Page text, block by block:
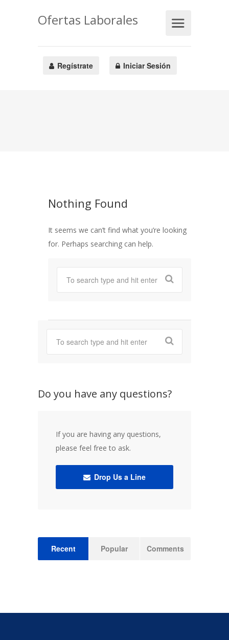
Ofertas Laborales
Regístrate Iniciar Sesión
Nothing Found
It seems we can’t find what you’re looking
for. Perhaps searching can help.
Do you have any questions?
If you are having any questions,
please feel free to ask.
Drop Us a Line
Recent Popular Comments